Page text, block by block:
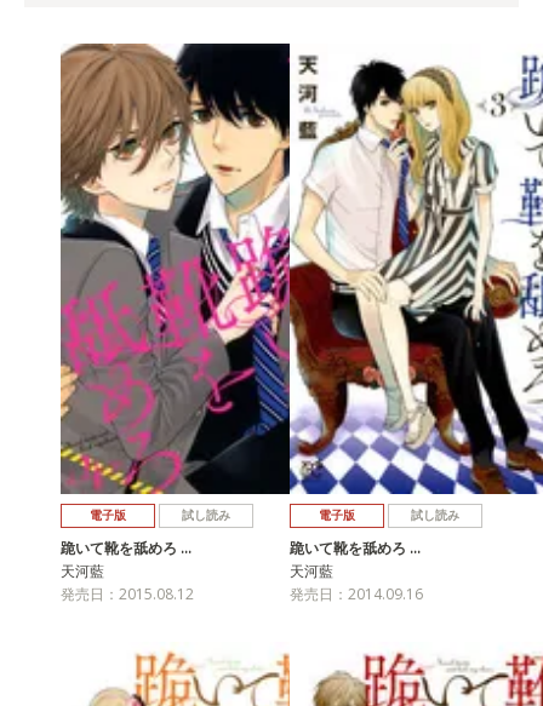
電子版 試し読み
跪いて靴を舐めろ …
天河藍
発売日：2015.08.12
電子版 試し読み
跪いて靴を舐めろ …
天河藍
発売日：2014.09.16